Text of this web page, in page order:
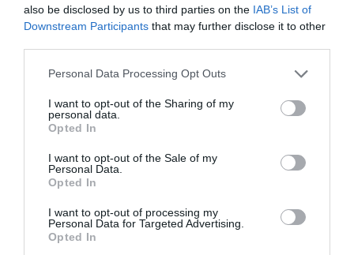
also be disclosed by us to third parties on the IAB’s List of
Downstream Participants that may further disclose it to other
Please note that this website/app uses one or more Google
not limited to your visit or usage behaviour. You may click to
grant or deny consent to Google and its third-party tags to
use your data for below specified purposes in below Google
consent section.
Personal Data Processing Opt Outs
I want to opt-out of the Sharing of my
personal data.
Opted In
I want to opt-out of the Sale of my
Personal Data.
Opted In
I want to opt-out of processing my
Personal Data for Targeted Advertising.
Opted In
07.08.2026 | 18:40
τουρίστα
Βαρύ πένθος για τον εκπαιδευτικό
07.08.2026 | 18:00
Αυτοψία στα καμένα: 37 σπίτια
κρίθηκαν κατεδαφιστέα στο
Πόρτο Γερμενό
Τραγική κατάληξη είχε
η θαλάσσια εκδρομή
για 57χρονο τουρίστα
κατεδαφιστέα στο
Πόρτο Γερμενό